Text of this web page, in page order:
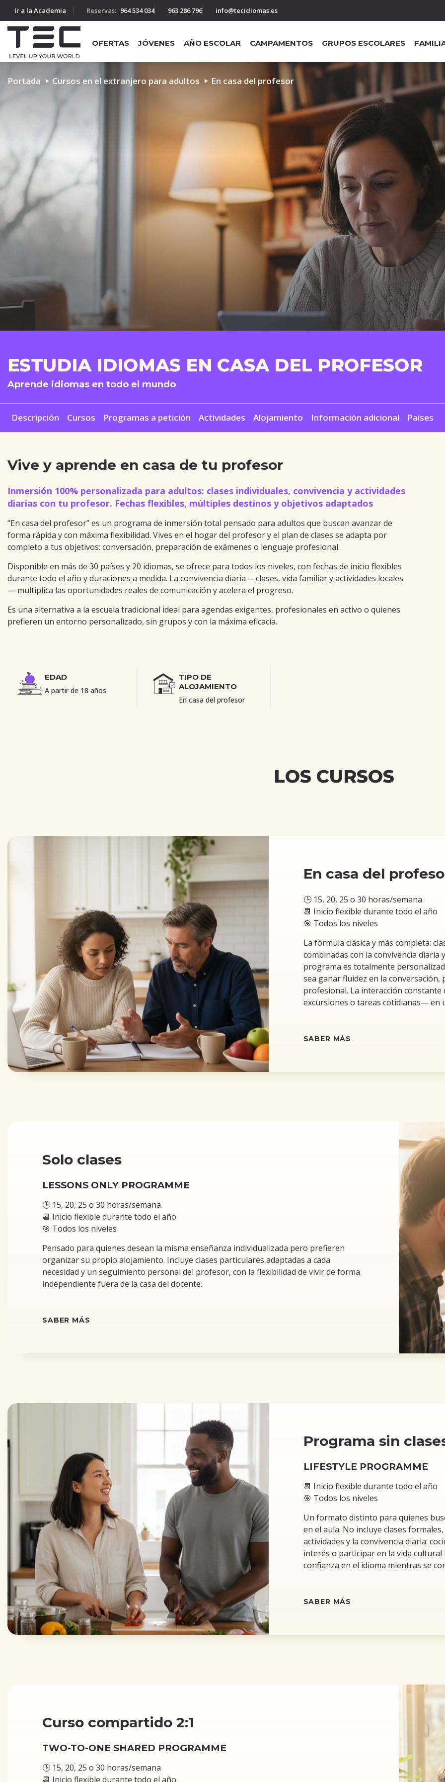
Ir a la Academia Reservas: 964 534 034 963 286 796 info@tecidiomas.es
OFERTAS JÓVENES AÑO ESCOLAR CAMPAMENTOS GRUPOS ESCOLARES
Portada Cursos en el extranjero para adultos En casa del profesor
ESTUDIA IDIOMAS EN CASA DEL PROFESOR
Aprende idiomas en todo el mundo
Descripción Cursos Programas a petición Actividades Alojamiento Información adicional Países
Vive y aprende en casa de tu profesor
Inmersión 100% personalizada para adultos: clases individuales, convivencia y actividades
diarias con tu profesor. Fechas flexibles, múltiples destinos y objetivos adaptados
“En casa del profesor” es un programa de inmersión total pensado para adultos que buscan avanzar de
forma rápida y con máxima flexibilidad. Vives en el hogar del profesor y el plan de clases se adapta por
completo a tus objetivos: conversación, preparación de exámenes o lenguaje profesional.
Disponible en más de 30 países y 20 idiomas, se ofrece para todos los niveles, con fechas de inicio flexibles
durante todo el año y duraciones a medida. La convivencia diaria —clases, vida familiar y actividades locales
— multiplica las oportunidades reales de comunicación y acelera el progreso.
Es una alternativa a la escuela tradicional ideal para agendas exigentes, profesionales en activo o quienes
prefieren un entorno personalizado, sin grupos y con la máxima eficacia.
EDAD
A partir de 18 años
TIPO DE
ALOJAMIENTO
En casa del profesor
LOS CURSOS
En casa del
🕒 15, 20, 25 o 30 horas/semana
📆 Inicio flexible durante todo el año
🎯 Todos los niveles
La fórmula clásica y más completa:
combinadas con la convivencia diaria
programa es totalmente
sea ganar fluidez en la
profesional. La interacción
excursiones o tareas cotidianas— en
SABER MÁS
Solo clases
LESSONS ONLY PROGRAMME
🕒 15, 20, 25 o 30 horas/semana
📆 Inicio flexible durante todo el año
🎯 Todos los niveles
Pensado para quienes desean la misma enseñanza individualizada pero prefieren
organizar su propio alojamiento. Incluye clases particulares adaptadas a cada
necesidad y un seguimiento personal del profesor, con la flexibilidad de vivir de forma
independiente fuera de la casa del docente.
SABER MÁS
Programa sin
LIFESTYLE PROGRAMME
📆 Inicio flexible durante todo el año
🎯 Todos los niveles
Un formato distinto para quienes
en el aula. No incluye clases
actividades y la convivencia diaria:
interés o participar en la vida
confianza en el idioma mientras se
SABER MÁS
Curso compartido 2:1
TWO-TO-ONE SHARED PROGRAMME
🕒 15, 20, 25 o 30 horas/semana
📆 Inicio flexible durante todo el año